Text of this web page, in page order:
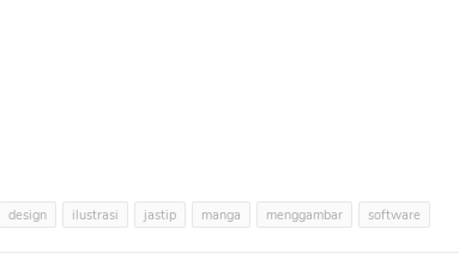
design ilustrasi jastip manga menggambar software